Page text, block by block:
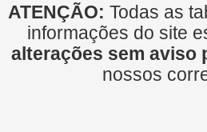
ATENÇÃO: Todas as
informações do site
alterações sem aviso
nossos